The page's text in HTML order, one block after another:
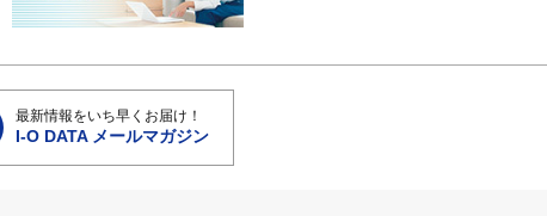
最新情報をいち早くお届け！
I-O DATA メールマガジン